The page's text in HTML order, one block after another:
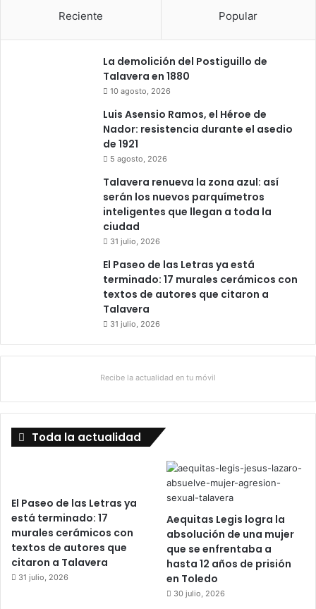
Reciente Popular
La demolición del Postiguillo de
Talavera en 1880
10 agosto, 2026
Luis Asensio Ramos, el Héroe de
Nador: resistencia durante el asedio
de 1921
5 agosto, 2026
Talavera renueva la zona azul: así
serán los nuevos parquímetros
inteligentes que llegan a toda la
ciudad
31 julio, 2026
El Paseo de las Letras ya está
terminado: 17 murales cerámicos con
textos de autores que citaron a
Talavera
31 julio, 2026
Recibe la actualidad en tu móvil
Toda la actualidad
El Paseo de las Letras ya
está terminado: 17
murales cerámicos con
textos de autores que
citaron a Talavera
31 julio, 2026
Aequitas Legis logra la
absolución de una mujer
que se enfrentaba a
hasta 12 años de prisión
en Toledo
30 julio, 2026